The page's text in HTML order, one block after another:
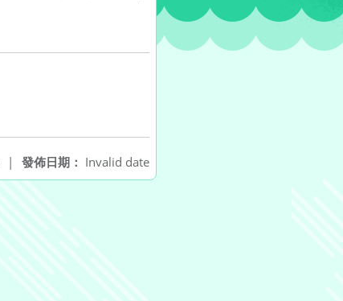
發佈日期： Invalid date
|